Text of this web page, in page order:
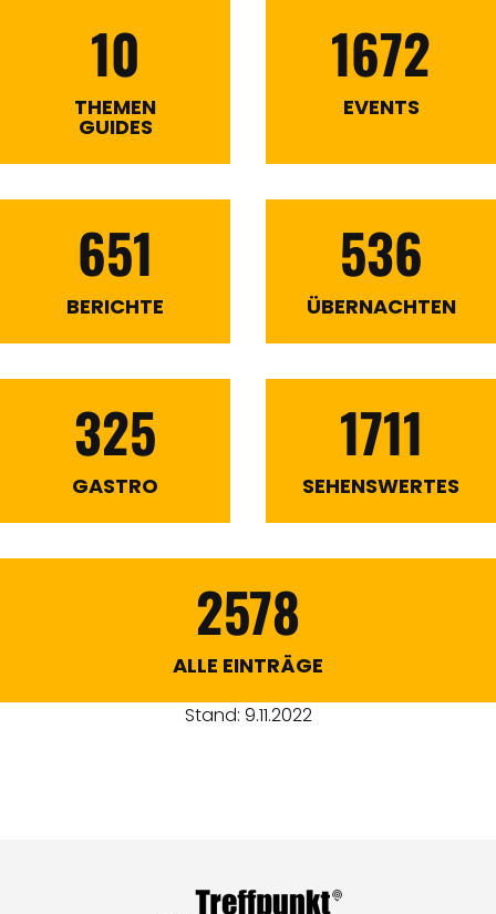
10
THEMEN
GUIDES
1672
EVENTS
651
BERICHTE
536
ÜBERNACHTEN
325
GASTRO
1711
SEHENSWERTES
2578
ALLE EINTRÄGE
Stand: 9.11.2022